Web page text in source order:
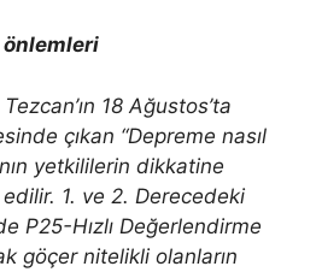
önlemleri
18 Ağustos’ta
çıkan “Depreme nasıl
yetkililerin dikkatine
1. ve 2. Derecedeki
P25-Hızlı Değerlendirme
göçer nitelikli olanların